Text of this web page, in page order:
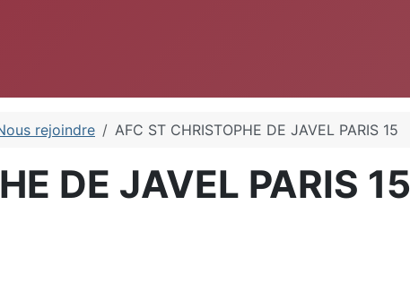
rejoindre AFC ST CHRISTOPHE DE JAVEL PARIS 15
DE JAVEL PARIS 15